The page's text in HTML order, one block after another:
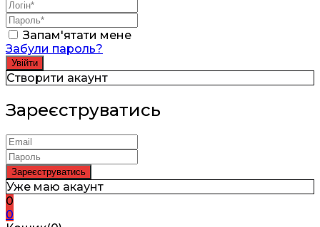
Запам'ятати мене
Забули пароль?
Створити акаунт
Зареєструватись
Уже маю акаунт
0
0